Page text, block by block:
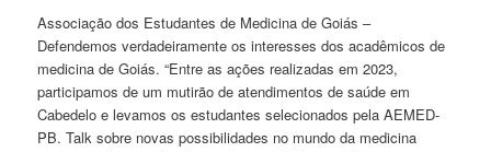
Associação dos Estudantes de Medicina de Goiás –
Defendemos verdadeiramente os interesses dos acadêmicos de
medicina de Goiás. “Entre as ações realizadas em 2023,
participamos de um mutirão de atendimentos de saúde em
Cabedelo e levamos os estudantes selecionados pela AEMED-
PB. Talk sobre novas possibilidades no mundo da medicina